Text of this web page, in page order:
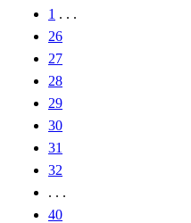
1 . . .
26
27
28
29
30
31
32
. . .
40